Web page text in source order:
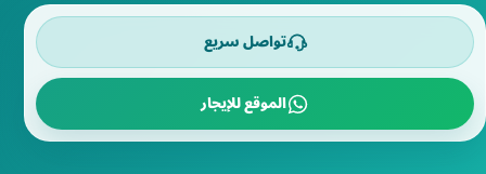
تواصل سريع
الموقع للإيجار